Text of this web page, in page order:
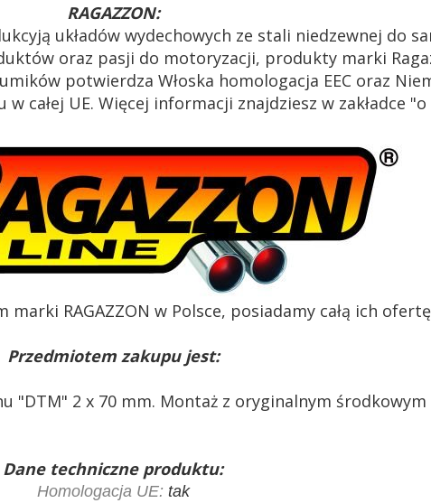
RAGAZZON:
układów wydechowych ze stali niedzewnej do
oraz pasji do motoryzacji, produkty marki
potwierdza Włoska homologacja EEC oraz
całej UE. Więcej informacji znajdziesz w zakładce
marki RAGAZZON w Polsce, posiadamy całą ich
Przedmiotem zakupu jest:
"DTM" 2 x 70 mm. Montaż z oryginalnym
Dane techniczne produktu:
Homologacja UE:tak